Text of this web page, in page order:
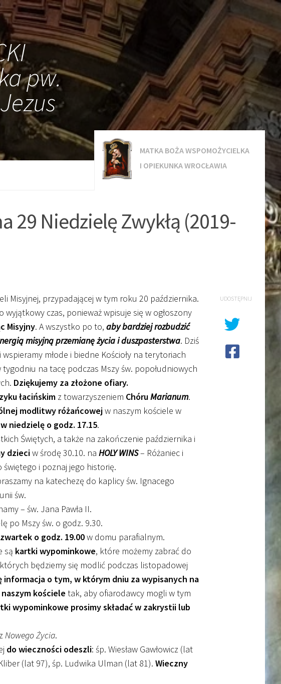
pw.
MATKA BOŻA WSPOMOŻYCIELKA
I OPIEKUNKA WROCŁAWIA
29 Niedzielę Zwykłą (2019-
Misyjnej, przypadającej w tym roku 20 października.
czas, ponieważ wpisuje się w ogłoszony
Misyjny. A wszystko po to, aby bardziej rozbudzić
misyjną przemianę życia i duszpasterstwa. Dziś
młode i biedne Kościoły na terytoriach
na tacę podczas Mszy św. popołudniowych
Dziękujemy za złożone ofiary.
łacińskim z towarzyszeniem ChóruMarianum.
modlitwy różańcowejw naszym kościele w
niedzielę o godz. 17.15.
Świętych, a także na zakończenie października i
dzieciw środę 30.10. na HOLY WINS– Różaniec i
i poznaj jego historię.
na katechezę do kaplicy św. Ignacego
św.
– św. Jana Pawła II.
po Mszy św. o godz. 9.30.
o godz. 19.00w domu parafialnym.
są kartki wypominkowe, które możemy zabrać do
będziemy się modlić podczas listopadowej
informacja o tym, w którym dniu za wypisanych na
kościele tak, aby ofiarodawcy mogli w tym
wypominkowe prosimy składać w zakrystii lub
Nowego Życia.
do wieczności odeszli: śp. Wiesław Gawłowicz (lat
(lat 97), śp. Ludwika Ulman (lat 81). Wieczny
UDOSTĘPNIJ